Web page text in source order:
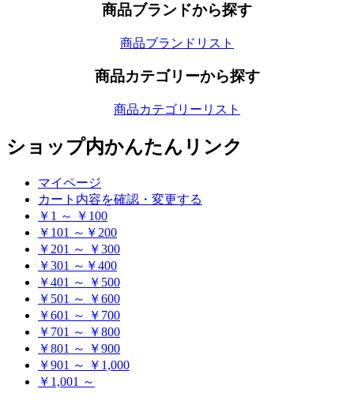
商品ブランドから探す
商品ブランドリスト
商品カテゴリーから探す
商品カテゴリーリスト
ショップ内かんたんリンク
マイページ
カート内容を確認・変更する
￥1 ～ ￥100
￥101 ～￥200
￥201 ～ ￥300
￥301 ～￥400
￥401 ～ ￥500
￥501 ～ ￥600
￥601 ～ ￥700
￥701 ～ ￥800
￥801 ～ ￥900
￥901 ～ ￥1,000
￥1,001 ～